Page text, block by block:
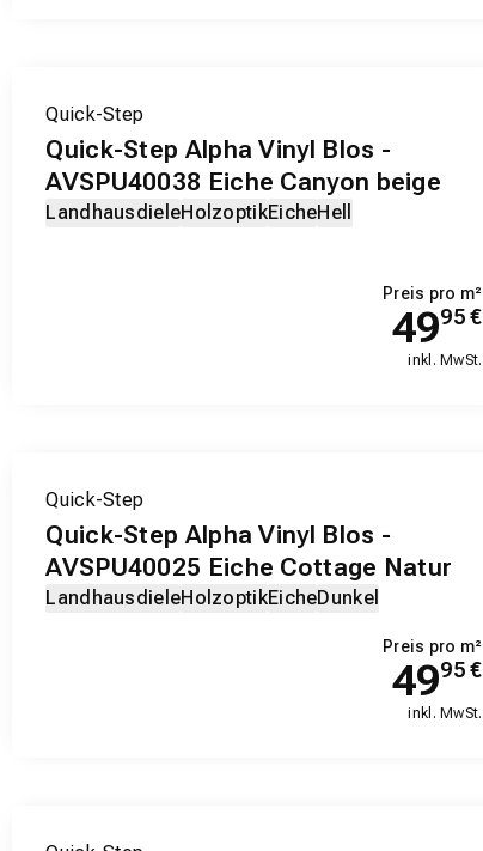
Quick-Step
Quick-Step Alpha Vinyl Blos -
AVSPU40038 Eiche Canyon beige
LandhausdieleHolzoptikEicheHell
Preis pro m²
4995€
inkl. MwSt.
Quick-Step
Quick-Step Alpha Vinyl Blos -
AVSPU40025 Eiche Cottage Natur
LandhausdieleHolzoptikEicheDunkel
Preis pro m²
4995€
inkl. MwSt.